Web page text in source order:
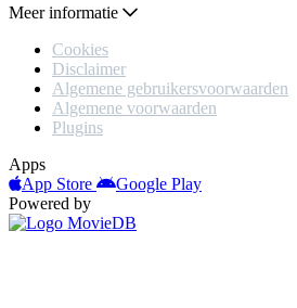
Meer informatie
Cookies
Disclaimer
Algemene gebruikersvoorwaarden
Algemene voorwaarden
Plugins
Apps
App Store
Google Play
Powered by